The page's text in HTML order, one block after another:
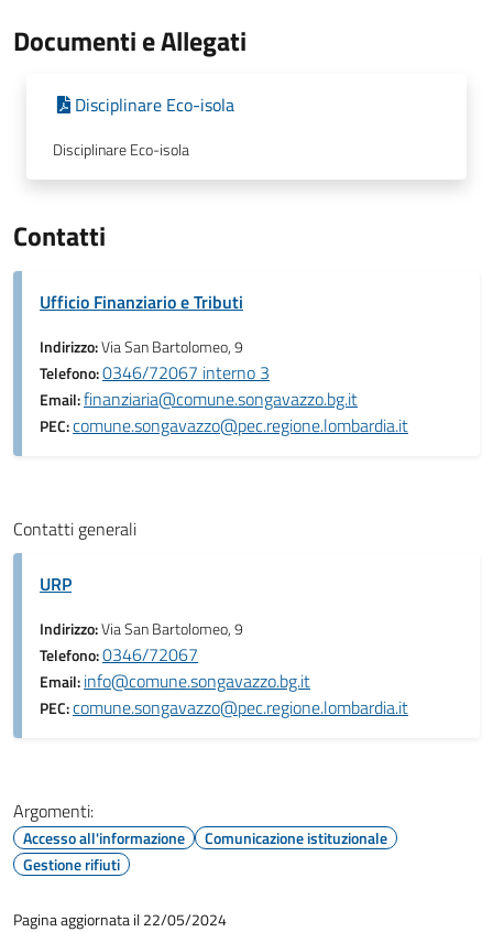
Documenti e Allegati
Disciplinare Eco-isola
Disciplinare Eco-isola
Contatti
Ufficio Finanziario e Tributi
Indirizzo:Via San Bartolomeo, 9
Telefono:0346/72067 interno 3
Email:finanziaria@comune.songavazzo.bg.it
PEC:comune.songavazzo@pec.regione.lombardia.it
Contatti generali
URP
Indirizzo:Via San Bartolomeo, 9
Telefono:0346/72067
Email:info@comune.songavazzo.bg.it
PEC:comune.songavazzo@pec.regione.lombardia.it
Argomenti:
Accesso all'informazione
Comunicazione istituzionale
Gestione rifiuti
Pagina aggiornata il 22/05/2024